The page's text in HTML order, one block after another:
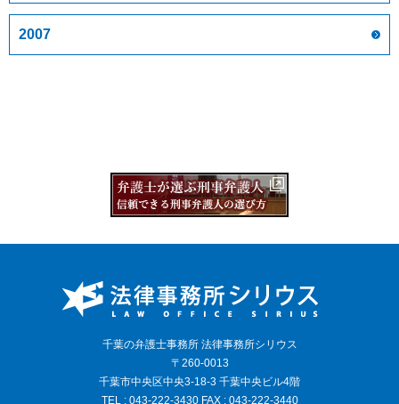
2007
千葉の弁護士事務所 法律事務所シリウス
〒260-0013
千葉市中央区中央3-18-3 千葉中央ビル4階
TEL : 043-222-3430 FAX : 043-222-3440